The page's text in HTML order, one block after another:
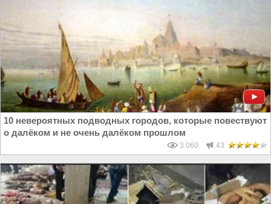
10 невероятных подводных городов, которые повествуют
о далёком и не очень далёком прошлом
3 060 43